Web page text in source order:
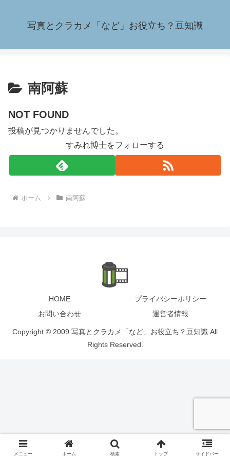
写真とクラカメ「など」お役立ち？豆知識
南阿蘇
NOT FOUND
投稿が見つかりませんでした。
すみれ博士をフォローする
ホーム 南阿蘇
HOME
プライバシーポリシー
お問い合わせ
運営者情報
Copyright © 2009 写真とクラカメ「など」お役立ち？豆知識 All
Rights Reserved.
メニュー ホーム 検索 トップ サイドバー